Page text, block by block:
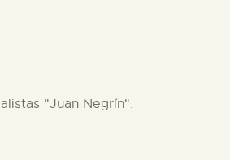
"Juan Negrín".